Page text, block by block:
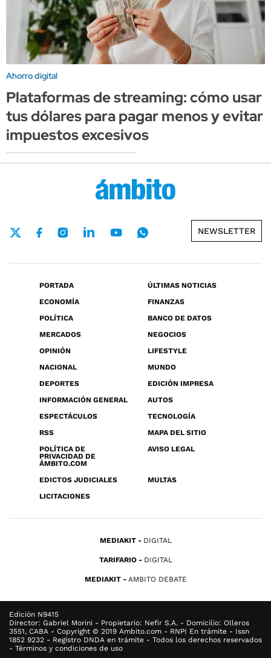
Ahorro digital
Plataformas de streaming: cómo usar
tus dólares para pagar menos y evitar
impuestos excesivos
NEWSLETTER
PORTADA
ÚLTIMAS NOTICIAS
ECONOMÍA
FINANZAS
POLÍTICA
BANCO DE DATOS
MERCADOS
NEGOCIOS
OPINIÓN
LIFESTYLE
NACIONAL
MUNDO
DEPORTES
EDICIÓN IMPRESA
INFORMACIÓN GENERAL
AUTOS
ESPECTÁCULOS
TECNOLOGÍA
RSS
MAPA DEL SITIO
POLÍTICA DE
PRIVACIDAD DE
ÁMBITO.COM
AVISO LEGAL
EDICTOS JUDICIALES
MULTAS
LICITACIONES
MEDIAKIT DIGITAL
TARIFARIO DIGITAL
MEDIAKIT AMBITO DEBATE
Edición N9415
Director: Gabriel Morini - Propietario: Nefir S.A. - Domicilio: Olleros
3551, CABA - Copyright © 2019 Ambito.com - RNPI En trámite - Issn
1852 9232 - Registro DNDA en trámite - Todos los derechos reservados
- Términos y condiciones de uso